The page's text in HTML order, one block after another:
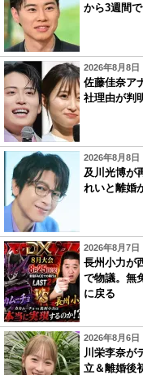
から3週間
2026年8月8日
佐藤佳奈ア
社理由が判
2026年8月8日
及川光博が
れいと離婚
2026年8月7
長州小力が
で物議。無
に戻る
2026年8月6日
川栄李奈が
立＆離婚後